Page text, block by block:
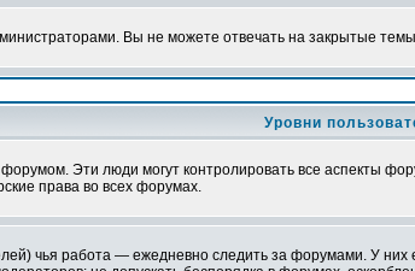
Вы не можете отвечать на закрытые
Уровни
Эти люди могут контролировать все аспекты
права во всех форумах.
чья работа — ежедневно следить за форумами. У